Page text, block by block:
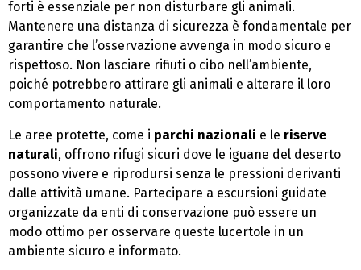
forti è essenziale per non disturbare gli animali.
Mantenere una distanza di sicurezza è fondamentale per
garantire che l’osservazione avvenga in modo sicuro e
rispettoso. Non lasciare rifiuti o cibo nell’ambiente,
poiché potrebbero attirare gli animali e alterare il loro
comportamento naturale.
Le aree protette, come i parchi nazionali e le riserve
naturali, offrono rifugi sicuri dove le iguane del deserto
possono vivere e riprodursi senza le pressioni derivanti
dalle attività umane. Partecipare a escursioni guidate
organizzate da enti di conservazione può essere un
modo ottimo per osservare queste lucertole in un
ambiente sicuro e informato.